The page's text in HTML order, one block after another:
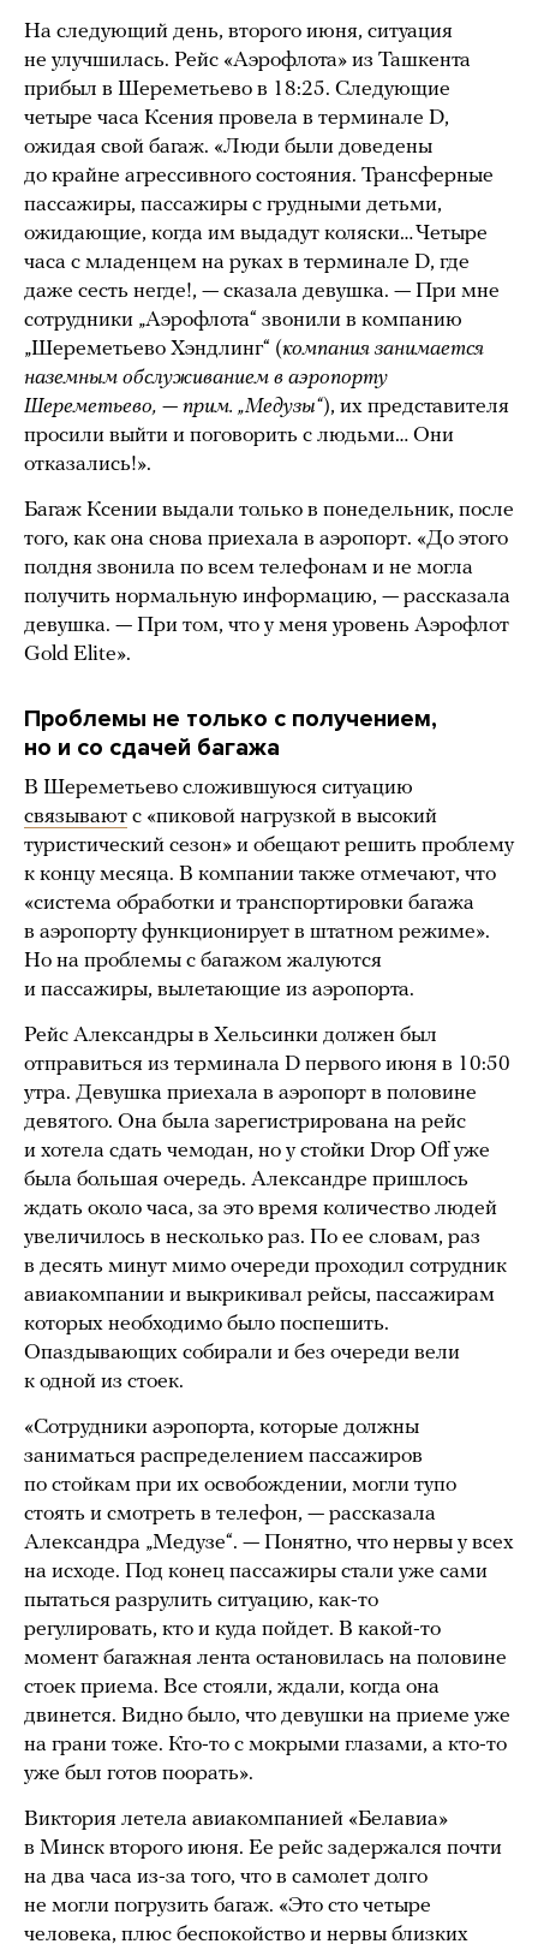
На следующий день, второго июня, ситуация
не улучшилась. Рейс «Аэрофлота» из Ташкента
прибыл в Шереметьево в 18:25. Следующие
четыре часа Ксения провела в терминале D,
ожидая свой багаж. «Люди были доведены
до крайне агрессивного состояния. Трансферные
пассажиры, пассажиры с грудными детьми,
ожидающие, когда им выдадут коляски… Четыре
часа с младенцем на руках в терминале D, где
даже сесть негде!, — сказала девушка. — При мне
сотрудники „Аэрофлота“ звонили в компанию
„Шереметьево Хэндлинг“ (компания занимается
наземным обслуживанием в аэропорту
Шереметьево, — прим. „Медузы“), их представителя
просили выйти и поговорить с людьми… Они
отказались!».
Багаж Ксении выдали только в понедельник, после
того, как она снова приехала в аэропорт. «До этого
полдня звонила по всем телефонам и не могла
получить нормальную информацию, — рассказала
девушка. — При том, что у меня уровень Аэрофлот
Gold Elite».
Проблемы не только с получением,
но и со сдачей багажа
В Шереметьево сложившуюся ситуацию
связывают с «пиковой нагрузкой в высокий
туристический сезон» и обещают решить проблему
к концу месяца. В компании также отмечают, что
«система обработки и транспортировки багажа
в аэропорту функционирует в штатном режиме».
Но на проблемы с багажом жалуются
и пассажиры, вылетающие из аэропорта.
Рейс Александры в Хельсинки должен был
отправиться из терминала D первого июня в 10:50
утра. Девушка приехала в аэропорт в половине
девятого. Она была зарегистрирована на рейс
и хотела сдать чемодан, но у стойки Drop Off уже
была большая очередь. Александре пришлось
ждать около часа, за это время количество людей
увеличилось в несколько раз. По ее словам, раз
в десять минут мимо очереди проходил сотрудник
авиакомпании и выкрикивал рейсы, пассажирам
которых необходимо было поспешить.
Опаздывающих собирали и без очереди вели
к одной из стоек.
«Сотрудники аэропорта, которые должны
заниматься распределением пассажиров
по стойкам при их освобождении, могли тупо
стоять и смотреть в телефон, — рассказала
Александра „Медузе“. — Понятно, что нервы у всех
на исходе. Под конец пассажиры стали уже сами
пытаться разрулить ситуацию, как-то
регулировать, кто и куда пойдет. В какой-то
момент багажная лента остановилась на половине
стоек приема. Все стояли, ждали, когда она
двинется. Видно было, что девушки на приеме уже
на грани тоже. Кто-то с мокрыми глазами, а кто-то
уже был готов поорать».
Виктория летела авиакомпанией «Белавиа»
в Минск второго июня. Ее рейс задержался почти
на два часа из-за того, что в самолет долго
не могли погрузить багаж. «Это сто четыре
человека, плюс беспокойство и нервы близких